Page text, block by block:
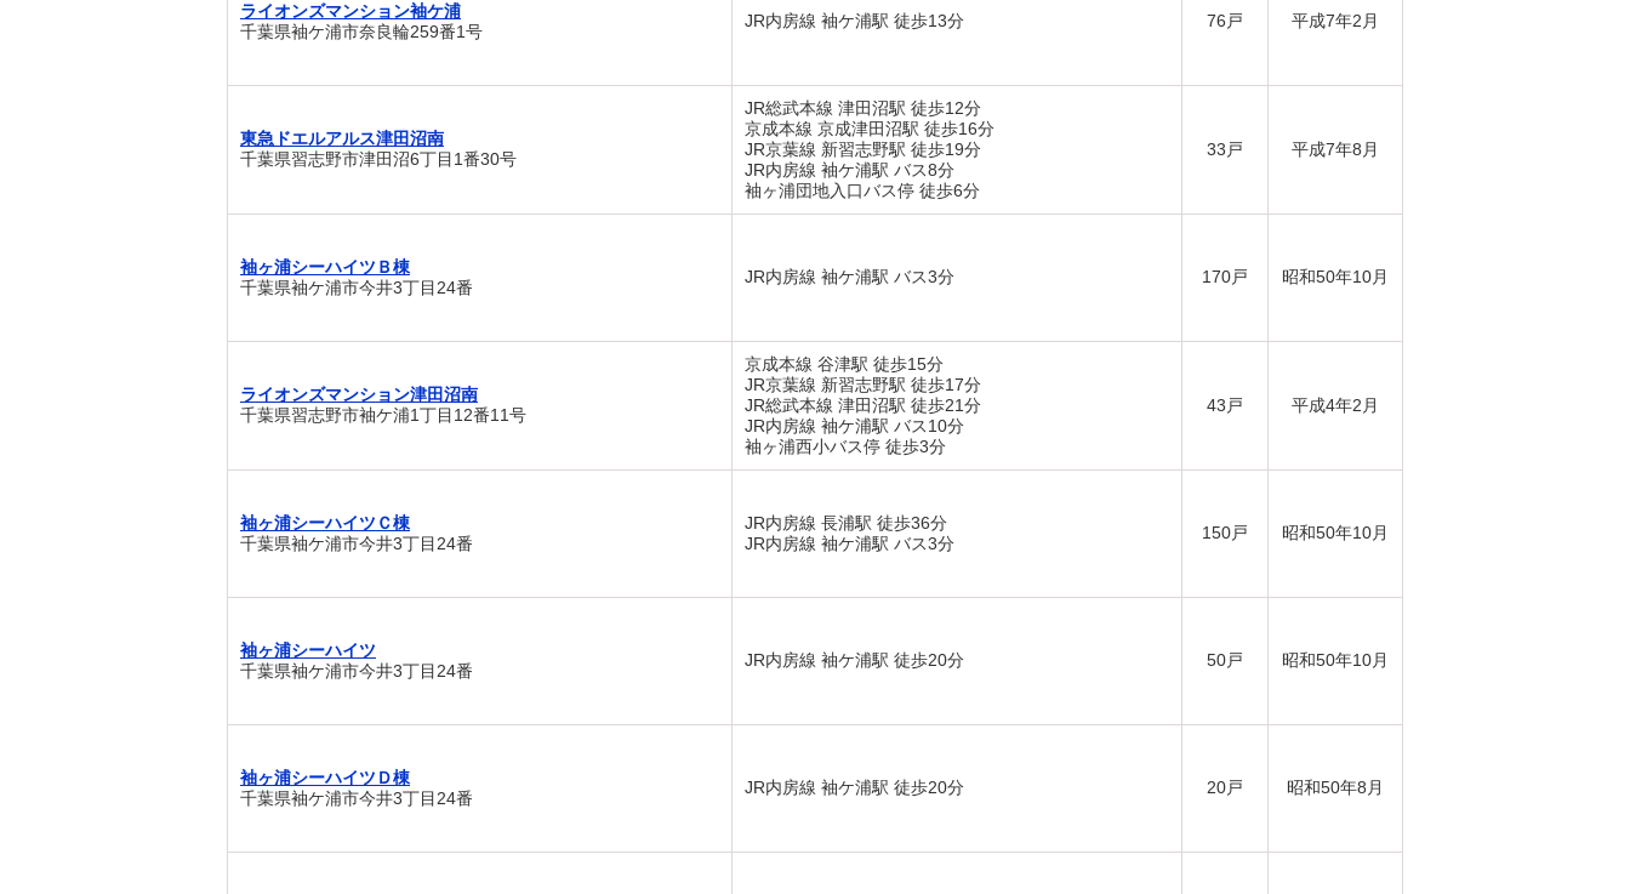
ライオンズマンション袖ケ浦
千葉県袖ケ浦市奈良輪259番1号
JR内房線 袖ケ浦駅 徒歩13分 76戸 平成7年2月
東急ドエルアルス津田沼南
千葉県習志野市津田沼6丁目1番30号
JR総武本線 津田沼駅 徒歩12分
京成本線 京成津田沼駅 徒歩16分
JR京葉線 新習志野駅 徒歩19分
JR内房線 袖ケ浦駅 バス8分
袖ヶ浦団地入口バス停 徒歩6分
33戸 平成7年8月
袖ヶ浦シーハイツＢ棟
千葉県袖ケ浦市今井3丁目24番
JR内房線 袖ケ浦駅 バス3分 170戸 昭和50年10月
ライオンズマンション津田沼南
千葉県習志野市袖ケ浦1丁目12番11号
京成本線 谷津駅 徒歩15分
JR京葉線 新習志野駅 徒歩17分
JR総武本線 津田沼駅 徒歩21分
JR内房線 袖ケ浦駅 バス10分
袖ヶ浦西小バス停 徒歩3分
43戸 平成4年2月
袖ヶ浦シーハイツＣ棟
千葉県袖ケ浦市今井3丁目24番
JR内房線 長浦駅 徒歩36分
JR内房線 袖ケ浦駅 バス3分
150戸 昭和50年10月
袖ヶ浦シーハイツ
千葉県袖ケ浦市今井3丁目24番
JR内房線 袖ケ浦駅 徒歩20分 50戸 昭和50年10月
袖ヶ浦シーハイツＤ棟
千葉県袖ケ浦市今井3丁目24番
JR内房線 袖ケ浦駅 徒歩20分 20戸 昭和50年8月